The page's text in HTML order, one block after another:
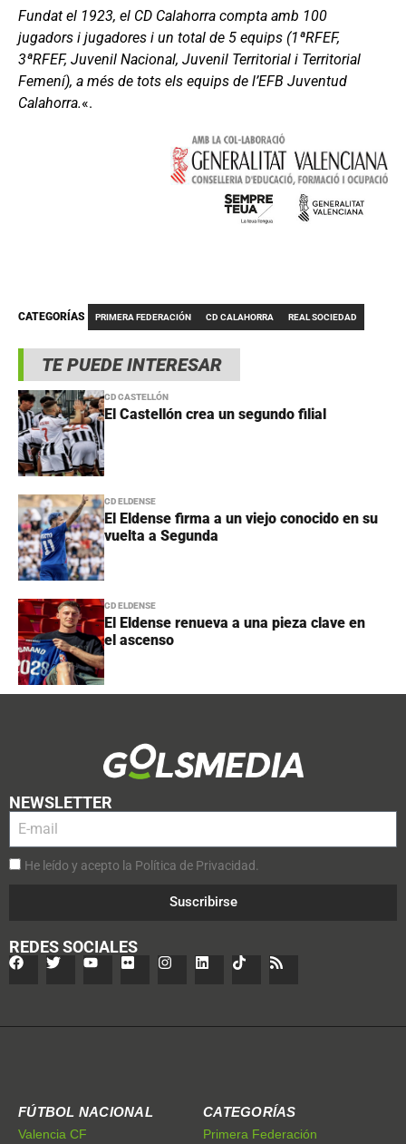
TE PUEDE INTERESAR
CD CASTELLÓN
El Castellón crea un segundo filial
CD ELDENSE
El Eldense firma a un viejo conocido en su
vuelta a Segunda
CD ELDENSE
El Eldense renueva a una pieza clave en
el ascenso
Fundat el 1923, el CD Calahorra compta amb 100
jugadors i jugadores i un total de 5 equips (1ªRFEF,
3ªRFEF, Juvenil Nacional, Juvenil Territorial i Territorial
Femení), a més de tots els equips de l’EFB Juventud
Calahorra.«.
CATEGORÍAS PRIMERA FEDERACIÓN CD CALAHORRA REAL SOCIEDAD
NEWSLETTER
He leído y acepto la Política de Privacidad.
Suscribirse
REDES SOCIALES
FÚTBOL NACIONAL
Valencia CF
CATEGORÍAS
Primera Federación